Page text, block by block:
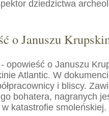
dziedzictwa
o Januszu
opowieść o Januszu
Atlantic. W
i bliscy.
bohatera, nagranych
katastrofie smoleńskiej.